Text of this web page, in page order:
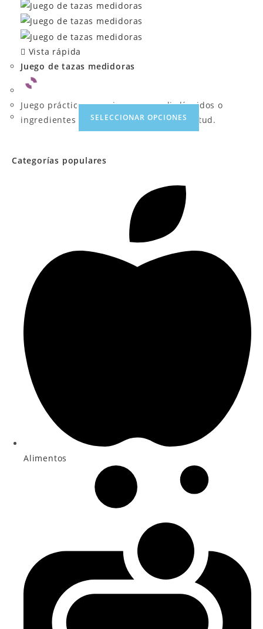
Categorías populares
Alimentos
Vista rápida
Juego de tazas medidoras
Juego práctico y preciso para medir líquidos o
ingredientes secos con facilidad y exactitud.
SELECCIONAR OPCIONES